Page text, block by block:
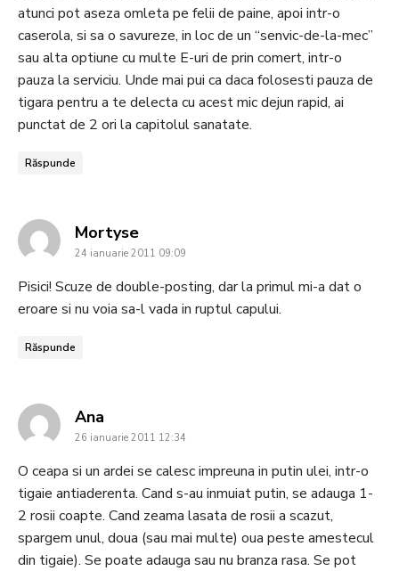
atunci pot aseza omleta pe felii de paine, apoi intr-o
caserola, si sa o savureze, in loc de un “senvic-de-la-mec”
sau alta optiune cu multe E-uri de prin comert, intr-o
pauza la serviciu. Unde mai pui ca daca folosesti pauza de
tigara pentru a te delecta cu acest mic dejun rapid, ai
punctat de 2 ori la capitolul sanatate.
Răspunde
Mortysesays:
24 ianuarie 2011 09:09
Pisici! Scuze de double-posting, dar la primul mi-a dat o
eroare si nu voia sa-l vada in ruptul capului.
Răspunde
Ana
26 ianuarie 2011 12:34
O ceapa si un ardei se calesc impreuna in putin ulei, intr-o
tigaie antiaderenta. Cand s-au inmuiat putin, se adauga 1-
2 rosii coapte. Cand zeama lasata de rosii a scazut,
spargem unul, doua (sau mai multe) oua peste amestecul
din tigaie). Se poate adauga sau nu branza rasa. Se pot